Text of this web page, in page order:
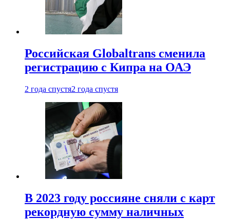
Российская Globaltrans сменила
регистрацию с Кипра на ОАЭ
2 года спустя2 года спустя
В 2023 году россияне сняли с карт
рекордную сумму наличных